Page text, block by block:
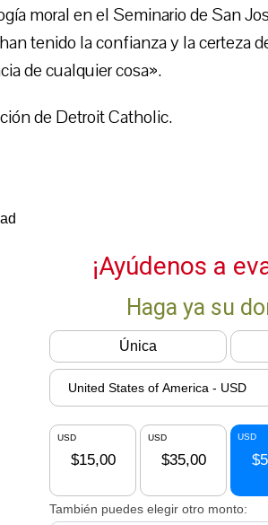
moral en el Seminario de San
tenido la confianza y la certeza
de cualquier cosa».
de Detroit Catholic.